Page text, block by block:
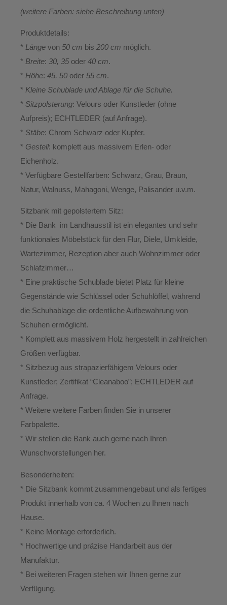
(weitere Farben: siehe Beschreibung unten)
Produktdetails:
* Länge von 50 cm bis 200 cm möglich.
* Breite: 30, 35 oder 40 cm.
* Höhe: 45, 50 oder 55 cm.
* Kleine Schublade und Ablage für die Schuhe.
* Sitzpolsterung: Velours oder Kunstleder (ohne
Aufpreis); ECHTLEDER (auf Anfrage).
* Stäbe: Chrom Schwarz oder Kupfer.
* Gestell: komplett aus massivem Erlen- oder
Eichenholz.
* Verfügbare Gestellfarben: Schwarz, Grau, Braun,
Natur, Walnuss, Mahagoni, Wenge, Palisander u.v.m.
Sitzbank mit gepolstertem Sitz:
* Die Bank im Landhausstil ist ein elegantes und sehr
funktionales Möbelstück für den Flur, Diele, Umkleide,
Wartezimmer, Rezeption aber auch Wohnzimmer oder
Schlafzimmer…
* Eine praktische Schublade bietet Platz für kleine
Gegenstände wie Schlüssel oder Schuhlöffel, während
die Schuhablage die ordentliche Aufbewahrung von
Schuhen ermöglicht.
* Komplett aus massivem Holz hergestellt in zahlreichen
Größen verfügbar.
* Sitzbezug aus strapazierfähigem Velours oder
Kunstleder; Zertifikat “Cleanaboo”; ECHTLEDER auf
Anfrage.
* Weitere weitere Farben finden Sie in unserer
Farbpalette.
* Wir stellen die Bank auch gerne nach Ihren
Wunschvorstellungen her.
Besonderheiten:
* Die Sitzbank kommt zusammengebaut und als fertiges
Produkt innerhalb von ca. 4 Wochen zu Ihnen nach
Hause.
* Keine Montage erforderlich.
* Hochwertige und präzise Handarbeit aus der
Manufaktur.
* Bei weiteren Fragen stehen wir Ihnen gerne zur
Verfügung.